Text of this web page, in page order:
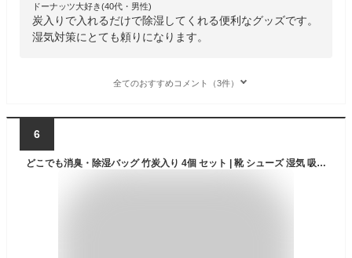
ドーナッツ大好き(40代・男性)
炭入りで入れるだけで除湿してくれる便利なグッズです。
湿気対策にとても頼りになります。
全てのおすすめコメント（3件）
6
どこでも消臭・除湿バッグ 竹炭入り 4個 セット | 靴 シューズ 湿気 吸湿 脱臭 消臭 調湿 湿気取り 炭 タンス 玄関 下駄箱 クローゼット ミニ 衣装ケース 衣類 消臭剤 除湿剤 防カビ 新生活応援 臭い くつ 靴消臭剤 乾燥 除湿 引き出し 新生活 洋服ケース 竹炭 臭い取り